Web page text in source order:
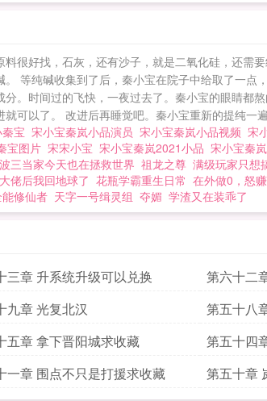
很好找，石灰，还有沙子，就是二氧化硅，还需
等纯碱收集到了后，秦小宝在院子中给取了一点
。时间过的飞快，一夜过去了。秦小宝的眼睛都
可以了。 改进后再睡觉吧。秦小宝重新的提纯一
宝 宋小宝秦岚小品演员 宋小宝秦岚小品视频 宋
宝图片 宋宋小宝 宋小宝秦岚2021小品 宋小宝秦
三当家今天也在拯救世界 祖龙之尊 满级玩家只想
佬后我回地球了 花瓶学霸重生日常 在外做0，怒
修仙者 天字一号缉灵组 夺媚 学渣又在装乖了
三章 升系统升级可以兑换
第六十二
九章 光复北汉
第五十八
五章 拿下晋阳城求收藏
第五十四
一章 围点不只是打援求收藏 第五十章